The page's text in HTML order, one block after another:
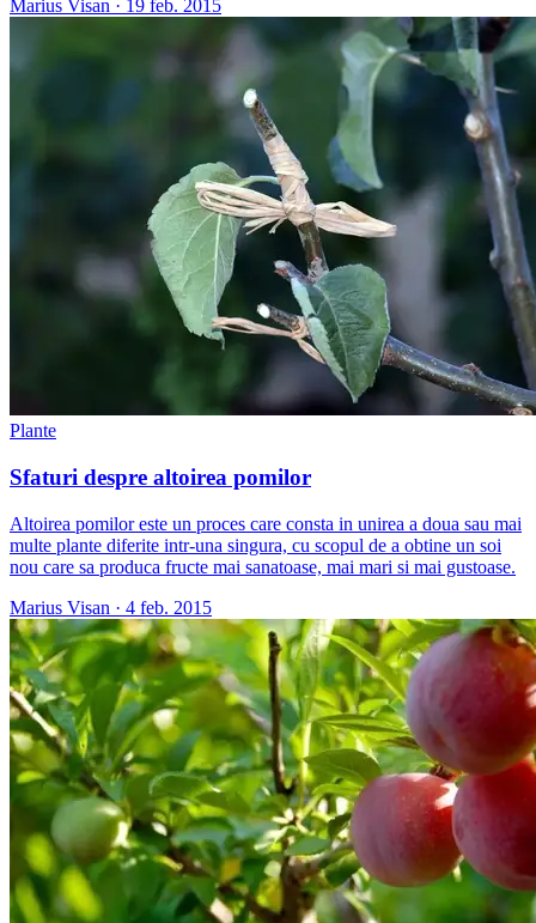
Marius Visan · 19 feb. 2015
Plante
Sfaturi despre altoirea pomilor
Altoirea pomilor este un proces care consta in unirea a doua sau mai
multe plante diferite intr-una singura, cu scopul de a obtine un soi
nou care sa produca fructe mai sanatoase, mai mari si mai gustoase.
Marius Visan · 4 feb. 2015